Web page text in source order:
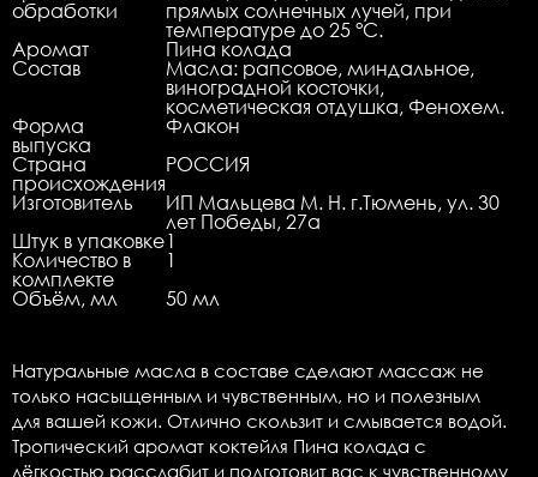
обработки
прямых солнечных лучей, при
температуре до 25 °C.
Аромат
Пина колада
Состав
Масла: рапсовое, миндальное,
виноградной косточки,
косметическая отдушка, Фенохем.
Форма
выпуска
Флакон
Страна
происхождения
РОССИЯ
Изготовитель
ИП Мальцева М. Н. г.Тюмень, ул. 30
лет Победы, 27а
Штук в упаковке1
Количество в
комплекте
1
Объём, мл
50 мл
Натуральные масла в составе сделают массаж не
только насыщенным и чувственным, но и полезным
для вашей кожи. Отлично скользит и смывается водой.
Тропический аромат коктейля Пина колада с
лёгкостью расслабит и подготовит вас к чувственному